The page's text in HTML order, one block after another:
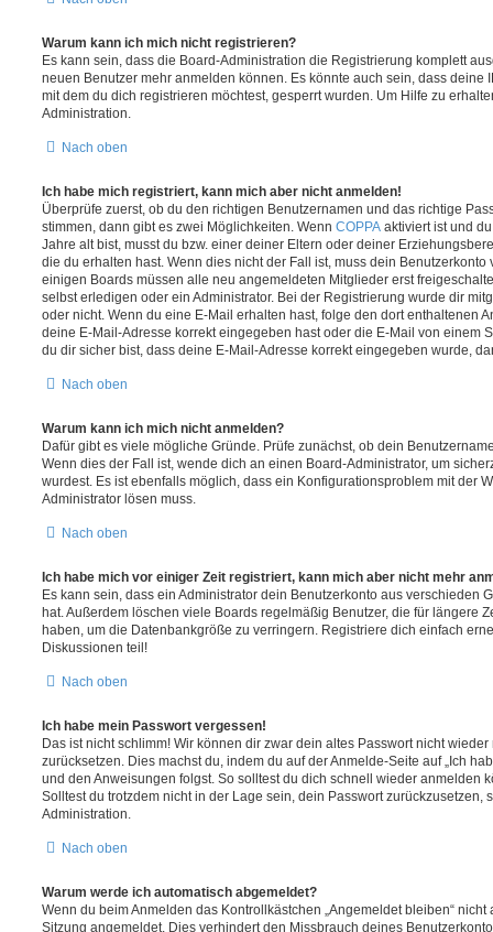
Warum kann ich mich nicht registrieren?
Es kann sein, dass die Board-Administration die Registrierung komplett
neuen Benutzer mehr anmelden können. Es könnte auch sein, dass deine
mit dem du dich registrieren möchtest, gesperrt wurden. Um Hilfe zu
Administration.
Nach oben
Ich habe mich registriert, kann mich aber nicht anmelden!
Überprüfe zuerst, ob du den richtigen Benutzernamen und das richtige
stimmen, dann gibt es zwei Möglichkeiten. Wenn COPPA aktiviert ist und
Jahre alt bist, musst du bzw. einer deiner Eltern oder deiner
die du erhalten hast. Wenn dies nicht der Fall ist, muss dein
einigen Boards müssen alle neu angemeldeten Mitglieder erst
selbst erledigen oder ein Administrator. Bei der Registrierung wurde dir
oder nicht. Wenn du eine E-Mail erhalten hast, folge den dort enthaltenen
deine E-Mail-Adresse korrekt eingegeben hast oder die E-Mail von einem
du dir sicher bist, dass deine E-Mail-Adresse korrekt eingegeben wurde,
Nach oben
Warum kann ich mich nicht anmelden?
Dafür gibt es viele mögliche Gründe. Prüfe zunächst, ob dein
Wenn dies der Fall ist, wende dich an einen Board-Administrator, um
wurdest. Es ist ebenfalls möglich, dass ein Konfigurationsproblem mit der
Administrator lösen muss.
Nach oben
Ich habe mich vor einiger Zeit registriert, kann mich aber nicht mehr
Es kann sein, dass ein Administrator dein Benutzerkonto aus verschieden
hat. Außerdem löschen viele Boards regelmäßig Benutzer, die für längere
haben, um die Datenbankgröße zu verringern. Registriere dich einfach
Diskussionen teil!
Nach oben
Ich habe mein Passwort vergessen!
Das ist nicht schlimm! Wir können dir zwar dein altes Passwort nicht
zurücksetzen. Dies machst du, indem du auf der Anmelde-Seite auf „Ich
und den Anweisungen folgst. So solltest du dich schnell wieder anmelden
Solltest du trotzdem nicht in der Lage sein, dein Passwort zurückzusetzen,
Administration.
Nach oben
Warum werde ich automatisch abgemeldet?
Wenn du beim Anmelden das Kontrollkästchen „Angemeldet bleiben“
Sitzung angemeldet. Dies verhindert den Missbrauch deines